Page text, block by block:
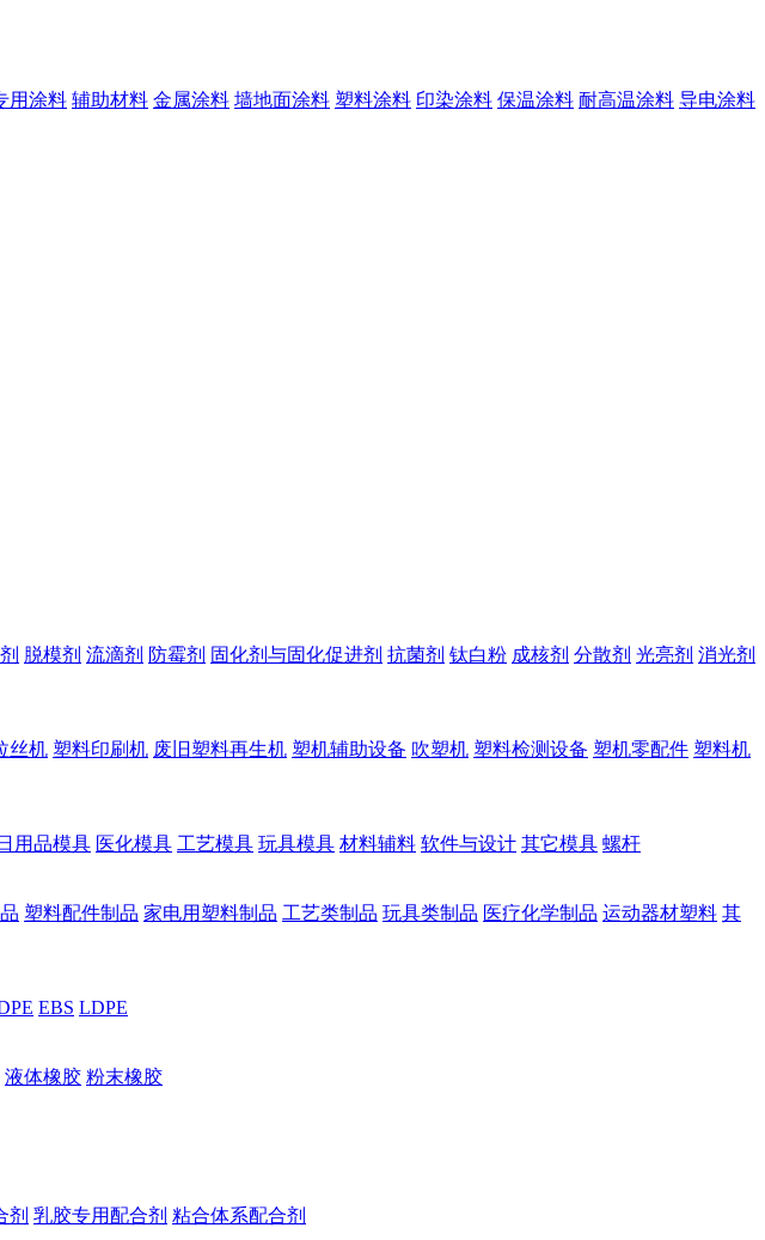
用涂料 辅助材料 金属涂料 墙地面涂料 塑料涂料 印染涂料 保温涂料 耐高温涂料 导电涂料
脱模剂 流滴剂 防霉剂 固化剂与固化促进剂 抗菌剂 钛白粉 成核剂 分散剂 光亮剂 消光剂
丝机 塑料印刷机 废旧塑料再生机 塑机辅助设备 吹塑机 塑料检测设备 塑机零配件 塑料机
日用品模具 医化模具 工艺模具 玩具模具 材料辅料 软件与设计 其它模具 螺杆
塑料配件制品 家电用塑料制品 工艺类制品 玩具类制品 医疗化学制品 运动器材塑料 其
EBS LDPE
液体橡胶 粉末橡胶
剂 乳胶专用配合剂 粘合体系配合剂